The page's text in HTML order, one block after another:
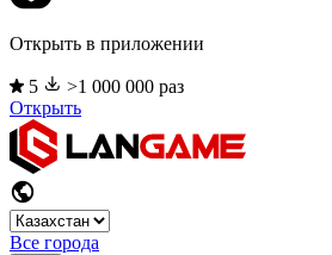
Открыть в приложении
5
>1 000 000 раз
Открыть
Все города